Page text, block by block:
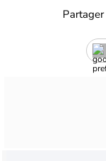
Partager